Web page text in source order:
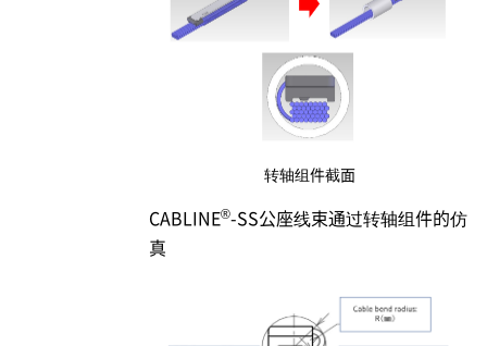
转轴组件截面
CABLINE®-SS公座线束通过转轴组件的仿
真